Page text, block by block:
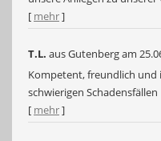
[ mehr]
T.L. aus Gutenbergam
Kompetent, freundlich und
schwierigen Schadensfällen
[ mehr]